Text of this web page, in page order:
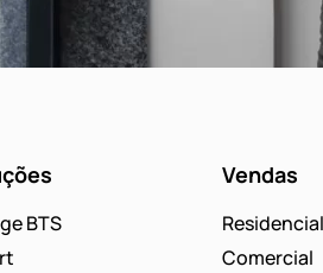
BTS
Vendas
Residencial
Comercial